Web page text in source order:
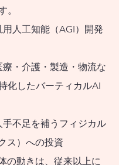
してまいり
最低限身に
き金融知
経済事情の
よび適切な
の利用ある
についての
に従事して
。
用人工知能（AGI）開発
・介護・製造・物流な
化したバーティカルAI
手不足を補うフィジカル
ス）への投資